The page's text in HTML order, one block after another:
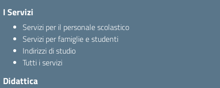
I Servizi
Servizi per il personale scolastico
Servizi per famiglie e studenti
Indirizzi di studio
Tutti i servizi
Didattica